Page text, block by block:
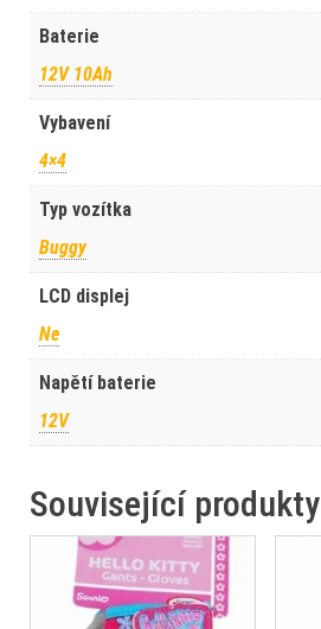
Baterie
12V 10Ah
Vybavení
4×4
Typ vozítka
Buggy
LCD displej
Ne
Napětí baterie
12V
Související produkty